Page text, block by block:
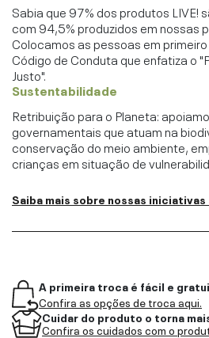
Sabia que 97% dos produtos LIVE!
com 94,5% produzidos em nossas
Colocamos as pessoas em
Código de Conduta que enfatiza o
Justo".
Sustentabilidade
Retribuição para o Planeta:
governamentais que atuam na
conservação do meio ambiente,
crianças em situação de
Saiba mais sobre nossas
A primeira troca é fácil e
Confira as opções de troca aqui.
Cuidar do produto o torna
Confira os cuidados com o